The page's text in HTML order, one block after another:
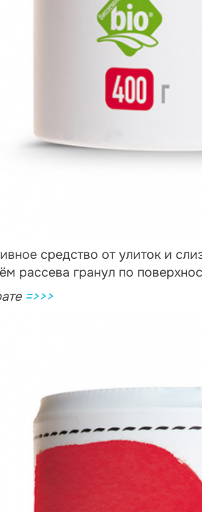
средство от улиток и
рассева гранул по
=>>>